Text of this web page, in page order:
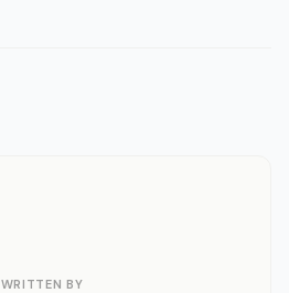
WRITTEN BY